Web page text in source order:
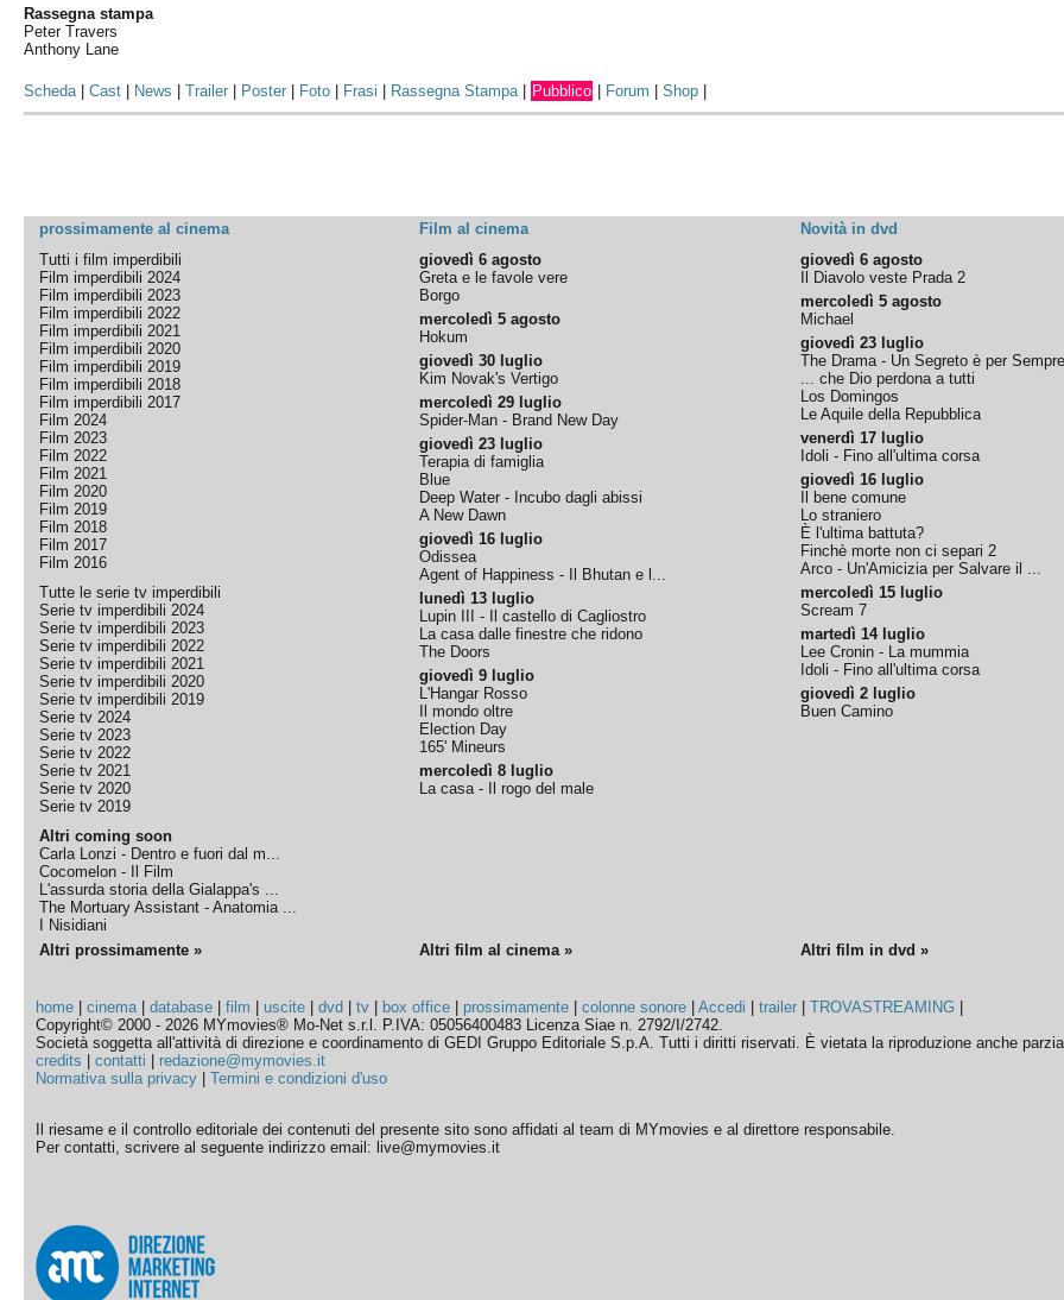
Rassegna stampa
Peter Travers
Anthony Lane
Scheda|Cast News |Trailer Poster Foto Frasi Rassegna Stampa| Pubblico Forum |Shop
prossimamente al cinema Film al cinema Novità in dvd
Tutti i film imperdibili
Film imperdibili 2024
Film imperdibili 2023
Film imperdibili 2022
Film imperdibili 2021
Film imperdibili 2020
Film imperdibili 2019
Film imperdibili 2018
Film imperdibili 2017
Film 2024
Film 2023
Film 2022
Film 2021
Film 2020
Film 2019
Film 2018
Film 2017
Film 2016
Tutte le serie tv imperdibili
Serie tv imperdibili 2024
Serie tv imperdibili 2023
Serie tv imperdibili 2022
Serie tv imperdibili 2021
Serie tv imperdibili 2020
Serie tv imperdibili 2019
Serie tv 2024
Serie tv 2023
Serie tv 2022
Serie tv 2021
Serie tv 2020
Serie tv 2019
Altri coming soon
Carla Lonzi - Dentro e fuori dal m...
Cocomelon - Il Film
L'assurda storia della Gialappa's ...
The Mortuary Assistant - Anatomia ...
I Nisidiani
giovedì 6 agosto
Greta e le favole vere
Borgo
mercoledì 5 agosto
Hokum
giovedì 30 luglio
Kim Novak's Vertigo
mercoledì 29 luglio
Spider-Man - Brand New Day
giovedì 23 luglio
Terapia di famiglia
Blue
Deep Water - Incubo dagli abissi
A New Dawn
giovedì 16 luglio
Odissea
Agent of Happiness - Il Bhutan e l...
lunedì 13 luglio
Lupin III - Il castello di Cagliostro
La casa dalle finestre che ridono
The Doors
giovedì 9 luglio
L'Hangar Rosso
Il mondo oltre
Election Day
165' Mineurs
mercoledì 8 luglio
La casa - Il rogo del male
giovedì 6 agosto
Il Diavolo veste Prada 2
mercoledì 5 agosto
Michael
giovedì 23 luglio
The Drama - Un Segreto è per Sempre
... che Dio perdona a tutti
Los Domingos
Le Aquile della Repubblica
venerdì 17 luglio
Idoli - Fino all'ultima corsa
giovedì 16 luglio
Il bene comune
Lo straniero
È l'ultima battuta?
Finchè morte non ci separi 2
Arco - Un'Amicizia per Salvare il ...
mercoledì 15 luglio
Scream 7
martedì 14 luglio
Lee Cronin - La mummia
Idoli - Fino all'ultima corsa
giovedì 2 luglio
Buen Camino
Altri prossimamente » Altri film al cinema » Altri film in dvd »
home |cinema|database |film |uscite |dvd |tv box office prossimamente |colonne sonore |Accedi |trailer |TROVASTREAMING
Copyright© 2000 - 2026 MYmovies® Mo-Net s.r.l. P.IVA: 05056400483 Licenza Siae n. 2792/I/2742.
Società soggetta all'attività di direzione e coordinamento di GEDI Gruppo Editoriale S.p.A. Tutti i diritti riservati. È vietata la riproduzione anche
credits |contatti
redazione@mymovies.it
Normativa sulla privacy |Termini e condizioni d'uso
Il riesame e il controllo editoriale dei contenuti del presente sito sono affidati al team di MYmovies e al direttore responsabile.
Per contatti, scrivere al seguente indirizzo email: live@mymovies.it